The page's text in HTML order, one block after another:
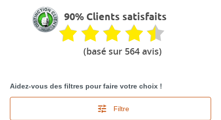
90% Clients satisfaits
(basé sur 564 avis)
Aidez-vous des filtres pour faire votre choix !
Filtre